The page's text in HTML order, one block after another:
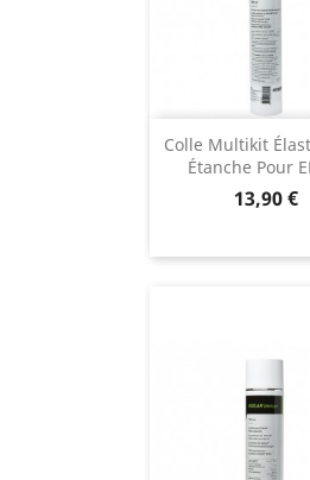
Colle Multikit
Étanche Pour
Prix
13,90 €